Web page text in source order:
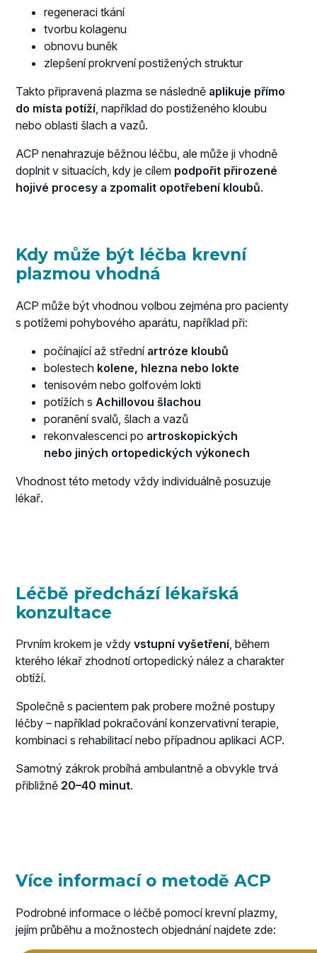
regeneraci tkání
tvorbu kolagenu
obnovu buněk
zlepšení prokrvení postižených struktur
Takto připravená plazma se následně aplikuje přímo
do místa potíží, například do postiženého kloubu
nebo oblasti šlach a vazů.
ACP nenahrazuje běžnou léčbu, ale může ji vhodně
doplnit v situacích, kdy je cílem podpořit přirozené
hojivé procesy a zpomalit opotřebení kloubů.
Kdy může být léčba krevní
plazmou vhodná
ACP může být vhodnou volbou zejména pro pacienty
s potížemi pohybového aparátu, například při:
počínající až střední artróze kloubů
bolestech kolene, hlezna nebo lokte
tenisovém nebo golfovém lokti
potížích s Achillovou šlachou
poranění svalů, šlach a vazů
rekonvalescenci po artroskopických
nebo jiných ortopedických výkonech
Vhodnost této metody vždy individuálně posuzuje
lékař.
Léčbě předchází lékařská
konzultace
Prvním krokem je vždyvstupní vyšetření, během
kterého lékař zhodnotí ortopedický nález a charakter
obtíží.
Společně s pacientem pak probere možné postupy
léčby – například pokračování konzervativní terapie,
kombinaci s rehabilitací nebo případnou aplikaci ACP.
Samotný zákrok probíhá ambulantně a obvykle trvá
přibližně 20–40 minut.
Více informací o metodě ACP
Podrobné informace o léčbě pomocí krevní plazmy,
jejím průběhu a možnostech objednání najdete zde: